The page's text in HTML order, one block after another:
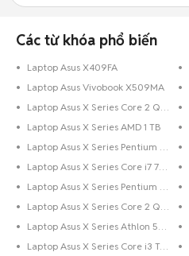
Các từ khóa phổ biến
Laptop Asus X409FA
Laptop Asus Vivobook X509MA
Laptop Asus X Series Core 2 Quad 128 GB
Laptop Asus X Series AMD 1 TB
Laptop Asus X Series Pentium 512 GB
Laptop Asus X Series Core i7 750 GB
Laptop Asus X Series Pentium 250 GB
Laptop Asus X Series Core 2 Quad 250 GB
Laptop Asus X Series Athlon 500 GB
Laptop Asus X Series Core i3 Trên 1 TB